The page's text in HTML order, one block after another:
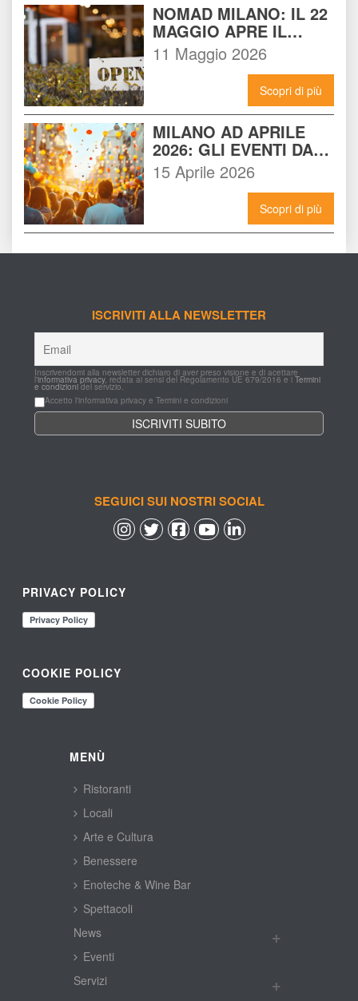
NOMAD MILANO: IL 22
MAGGIO APRE IL
LOCALE CHE
CAMBIERÀ I VENERDÌ
SERA A MILANO
11 Maggio 2026
Scopri di più
MILANO AD APRILE
2026: GLI EVENTI DA
NON PERDERE E
COME VIVERLI AL
15 Aprile 2026
Scopri di più
ISCRIVITI ALLA NEWSLETTER
Inscrivendomi alla newsletter dichiaro di aver preso visione e di acettare
l'informativa privacy, redata ai sensi del Regolamento UE 679/2016 e i Termini
e condizioni del servizio.
Accetto l'informativa privacy e Termini e condizioni
SEGUICI SUI NOSTRI SOCIAL
PRIVACY POLICY
COOKIE POLICY
MENÙ
Ristoranti
Locali
Arte e Cultura
Benessere
Enoteche & Wine Bar
Spettacoli
New
Eventi
Servizi